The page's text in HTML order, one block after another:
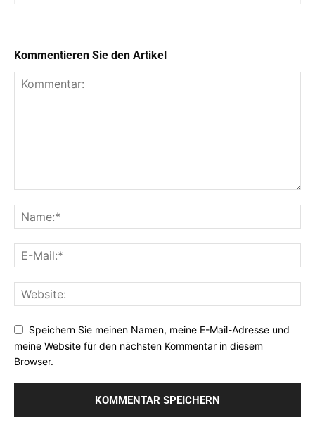
Kommentieren Sie den Artikel
Speichern Sie meinen Namen, meine E-Mail-Adresse und
meine Website für den nächsten Kommentar in diesem
Browser.